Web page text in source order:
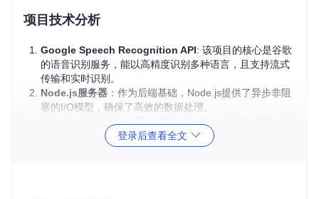
项目技术分析
Google Speech Recognition API: 该项目的核心是谷歌
的语音识别服务，能以高精度识别多种语言，且支持流式
传输和实时识别。
Node.js服务器 ：作为后端基础，Node.js提供了异步非阻
塞的I/O模型，确保了高效的数据处理。
服务器之间迅速交换消息。
：通过compromise库，对识别出的文字进行
登录后查看全文